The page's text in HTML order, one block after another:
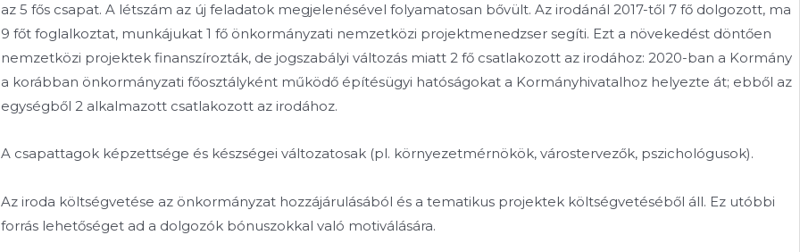
az 5 fős csapat. A létszám az új feladatok megjelenésével folyamatosan bővült. Az irodánál 2017-től 7 fő dolgozott, ma
9 főt foglalkoztat, munkájukat 1 fő önkormányzati nemzetközi projektmenedzser segíti. Ezt a növekedést döntően
nemzetközi projektek finanszírozták, de jogszabályi változás miatt 2 fő csatlakozott az irodához: 2020-ban a Kormány
a korábban önkormányzati főosztályként működő építésügyi hatóságokat a Kormányhivatalhoz helyezte át; ebből az
egységből 2 alkalmazott csatlakozott az irodához.
A csapattagok képzettsége és készségei változatosak (pl. környezetmérnökök, várostervezők, pszichológusok).
Az iroda költségvetése az önkormányzat hozzájárulásából és a tematikus projektek költségvetéséből áll. Ez utóbbi
forrás lehetőséget ad a dolgozók bónuszokkal való motiválására.